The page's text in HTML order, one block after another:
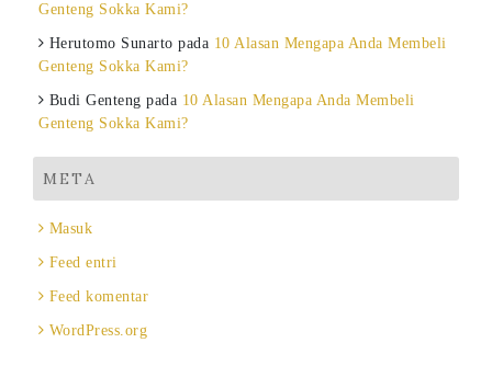
Genteng Sokka Kami?
Herutomo Sunarto pada 10 Alasan Mengapa Anda Membeli
Genteng Sokka Kami?
Budi Genteng pada 10 Alasan Mengapa Anda Membeli
Genteng Sokka Kami?
META
Masuk
Feed entri
Feed komentar
WordPress.org